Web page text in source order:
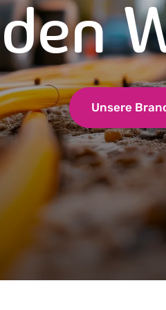
den
Unsere